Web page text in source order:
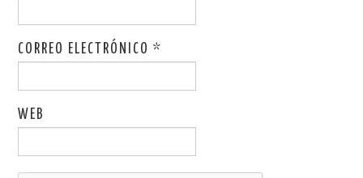
CORREO ELECTRÓNICO*
WEB